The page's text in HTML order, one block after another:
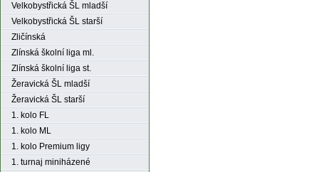
Velkobystřická ŠL mladší
Velkobystřická ŠL starší
Zličínská
Zlínská školní liga ml.
Zlínská školní liga st.
Žeravická ŠL mladší
Žeravická ŠL starší
1. kolo FL
1. kolo ML
1. kolo Premium ligy
1. turnaj miniházené